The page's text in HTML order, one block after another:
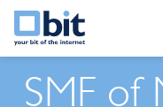
SMF of